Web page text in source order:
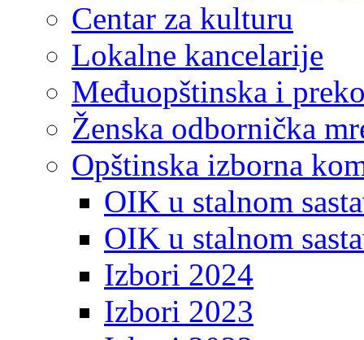
Centar za kulturu
Lokalne kancelarije
Međuopštinska i
Ženska odbornička
Opštinska izborna
OIK u stalnom
OIK u stalnom
Izbori 2024
Izbori 2023